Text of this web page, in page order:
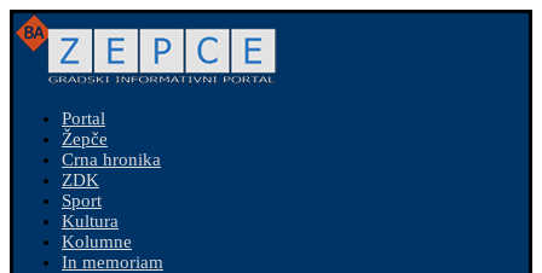
Portal
Žepče
Crna hronika
ZDK
Sport
Kultura
Kolumne
In memoriam